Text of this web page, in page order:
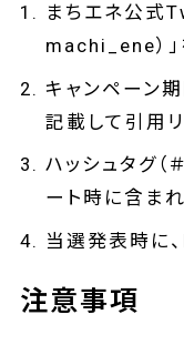
まちエネ公式
machi_ene）」
キャンペーン
記載して引用リ
ハッシュタグ
ート時に含まれ
当選発表時に
注意事項